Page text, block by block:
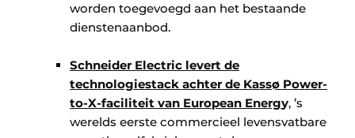
worden toegevoegd aan het bestaande
dienstenaanbod.
Schneider Electric levert de
technologiestack achter de Kassø Power-
to-X-faciliteit van European Energy, ’s
werelds eerste commercieel levensvatbare